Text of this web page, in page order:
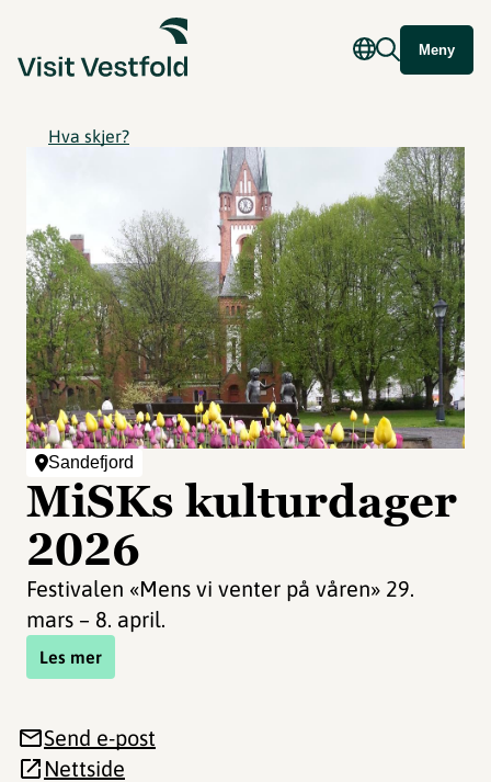
Meny
Hva skjer?
Sandefjord
MiSKs kulturdager
2026
Festivalen «Mens vi venter på våren» 29.
mars – 8. april.
Les mer
Send e-post
Nettside